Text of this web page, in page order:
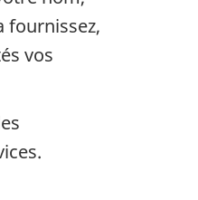
fournissez,
vos